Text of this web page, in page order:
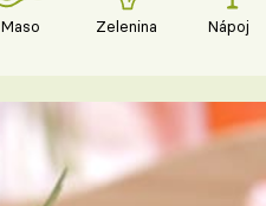
Maso Zelenina Nápoje